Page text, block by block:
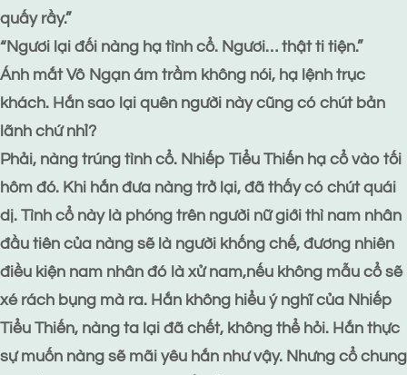
quấy rầy.”
“Ngươi lại đối nàng hạ tình cổ. Ngươi… thật ti tiện.”
Ánh mắt Vô Ngạn ám trầm không nói, hạ lệnh trục
khách. Hắn sao lại quên người này cũng có chút bản
lãnh chứ nhỉ?
Phải, nàng trúng tình cổ. Nhiếp Tiểu Thiến hạ cổ vào tối
hôm đó. Khi hắn đưa nàng trở lại, đã thấy có chút quái
dị. Tình cổ này là phóng trên người nữ giới thì nam nhân
đầu tiên của nàng sẽ là người khống chế, đương nhiên
điều kiện nam nhân đó là xử nam,nếu không mẫu cổ sẽ
xé rách bụng mà ra. Hắn không hiểu ý nghĩ của Nhiếp
Tiểu Thiến, nàng ta lại đã chết, không thể hỏi. Hắn thực
sự muốn nàng sẽ mãi yêu hắn như vậy. Nhưng cổ chung